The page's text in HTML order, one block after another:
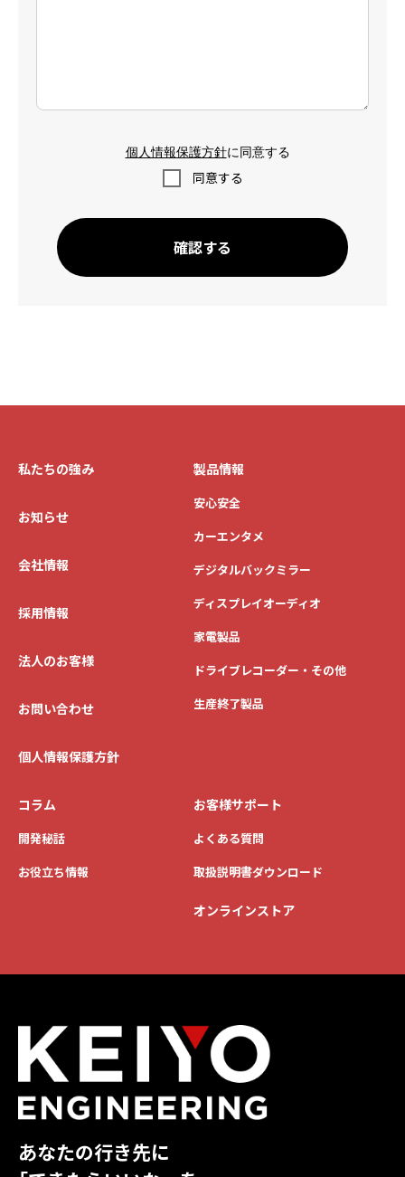
個人情報保護方針に同意する
同意する
私たちの強み
お知らせ
会社情報
採用情報
法人のお客様
お問い合わせ
個人情報保護方針
製品情報
安心安全
カーエンタメ
デジタルバックミラー
ディスプレイオーディオ
家電製品
ドライブレコーダー・その他
生産終了製品
コラム
開発秘話
お役立ち情報
お客様サポート
よくある質問
取扱説明書ダウンロード
オンラインストア
あなたの行き先に